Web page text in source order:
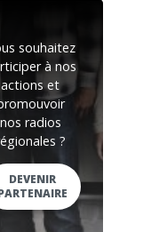
souhaitez
à nos
actions et
nos radios
?
DEVENIR